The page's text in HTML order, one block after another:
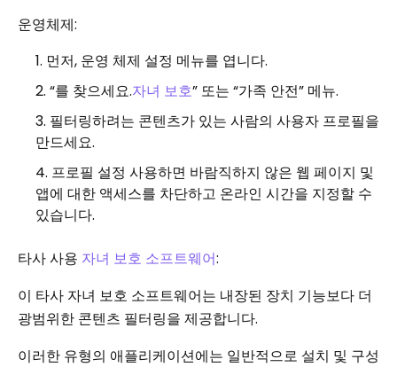
운영체제:
먼저, 운영 체제 설정 메뉴를 엽니다.
“를 찾으세요.자녀 보호” 또는 “가족 안전” 메뉴.
필터링하려는 콘텐츠가 있는 사람의 사용자 프로필을
만드세요.
프로필 설정 사용하면 바람직하지 않은 웹 페이지 및
앱에 대한 액세스를 차단하고 온라인 시간을 지정할 수
있습니다.
타사 사용 자녀 보호 소프트웨어:
이 타사 자녀 보호 소프트웨어는 내장된 장치 기능보다 더
광범위한 콘텐츠 필터링을 제공합니다.
이러한 유형의 애플리케이션에는 일반적으로 설치 및 구성